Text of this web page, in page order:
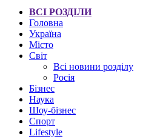
ВСІ РОЗДІЛИ
Головна
Україна
Місто
Світ
Всі новини розділу
Росія
Бізнес
Наука
Шоу-бізнес
Спорт
Lifestyle